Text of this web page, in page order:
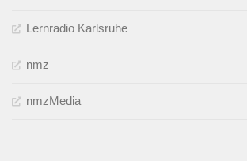
Lernradio Karlsruhe
nmz
nmzMedia